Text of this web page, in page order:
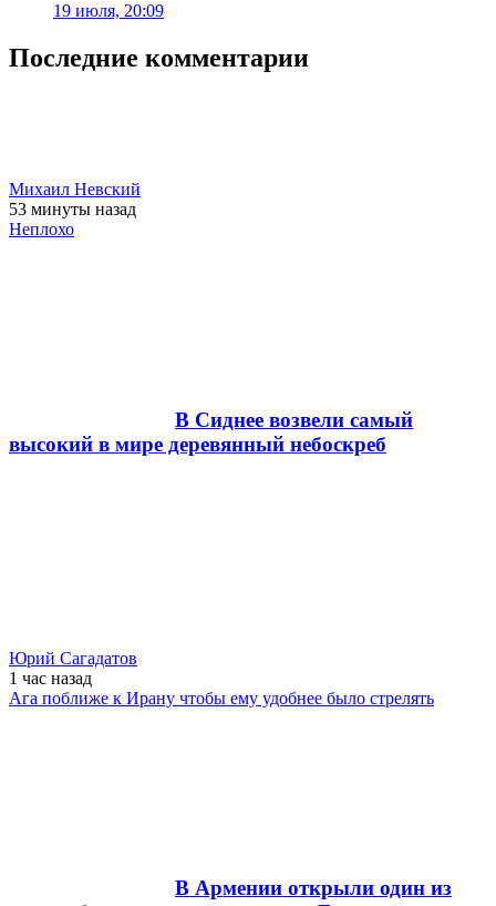
19 июля, 20:09
Последние комментарии
Михаил Невский
53 минуты назад
Неплохо
В Сиднее возвели самый
высокий в мире деревянный небоскреб
Юрий Сагадатов
1 час назад
Ага поближе к Ирану чтобы ему удобнее было стрелять
В Армении открыли один из